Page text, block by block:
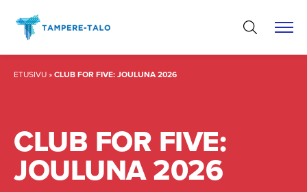
sisältöön
ETUSIVU»CLUB FOR FIVE: JOULUNA 2026
CLUB FOR FIVE:
JOULUNA 2026